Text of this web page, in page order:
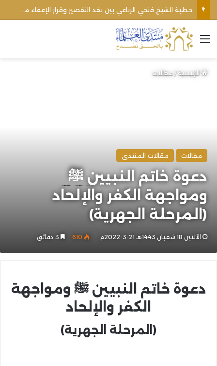
القائمة
الرئيسية/مقالات
مقالات مقالات المنتدى
دعوة خاتم النبيين ﷺ
ومواجهة الكفر والإلحاد
(المرحلة الجهرية)
الأثنين 18 شعبان 1443هـ 21-3-2022م 610
دعوة خاتم النبيين ﷺ ومواجهة
الكفر والإلحاد
(المرحلة الجهرية)